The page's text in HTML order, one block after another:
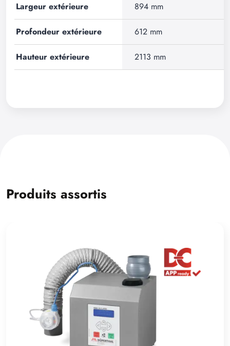
Largeur extérieure 894 mm
Profondeur extérieure 612 mm
Hauteur extérieure 2113 mm
Produits assortis